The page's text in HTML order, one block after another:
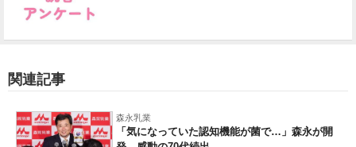
関連記事
森永乳業
「気になっていた認知機能が菌で…」森永が開